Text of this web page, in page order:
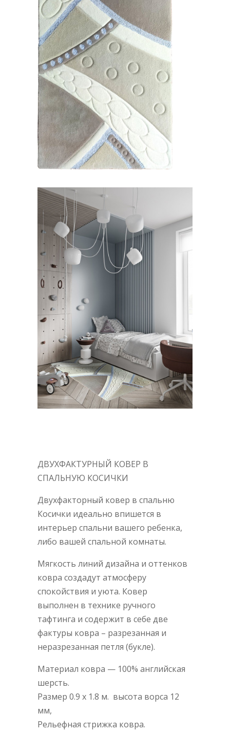
ДВУХФАКТУРНЫЙ КОВЕР В
СПАЛЬНУЮ КОСИЧКИ
Двухфакторный ковер в спальню
Косички идеально впишется в
интерьер спальни вашего ребенка,
либо вашей спальной комнаты.
Мягкость линий дизайна и оттенков
ковра создадут атмосферу
спокойствия и уюта. Ковер
выполнен в технике ручного
тафтинга и содержит в себе две
фактуры ковра – разрезанная и
неразрезанная петля (букле).
Материал ковра — 100% английская
шерсть.
Размер 0.9 х 1.8 м. высота ворса 12
мм,
Рельефная стрижка ковра.